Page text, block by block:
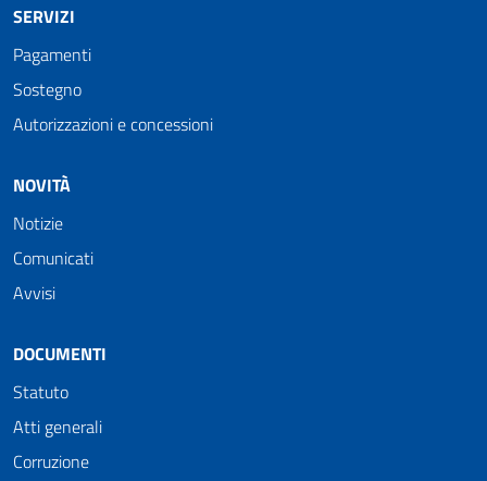
SERVIZI
Pagamenti
Sostegno
Autorizzazioni e concessioni
NOVITÀ
Notizie
Comunicati
Avvisi
DOCUMENTI
Statuto
Atti generali
Corruzione